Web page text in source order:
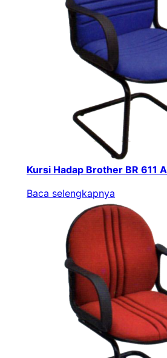
Kursi Hadap Brother BR 611 A
Baca selengkapnya